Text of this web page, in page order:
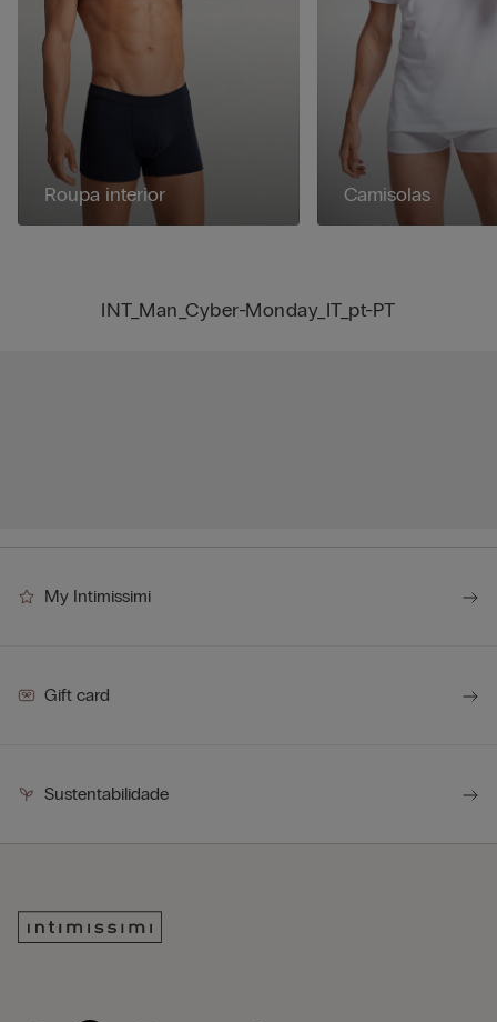
INT_Man_Cyber-Monday_IT_pt-PT
Roupa interior Camisolas
My Intimissimi
Gift card
Sustentabilidade